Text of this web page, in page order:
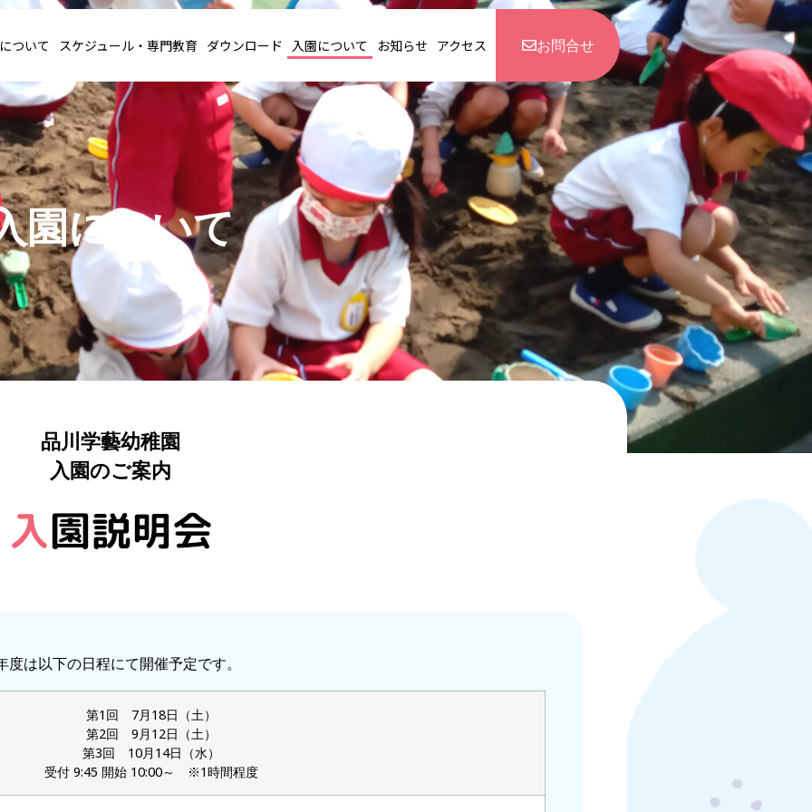
ついて スケジュール・専門教育 ダウンロード 入園について お知らせ アクセス お問合せ
園について
品川学藝幼稚園
入園のご案内
度は以下の日程にて開催予定です。
第1回 7月18日（土）
第2回 9月12日（土）
第3回 10月14日（水）
受付 9:45 開始 10:00～ ※1時間程度